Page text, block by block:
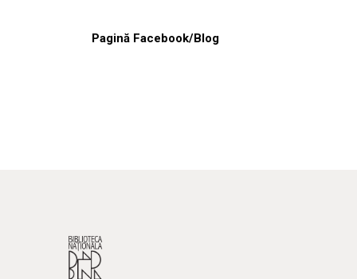
Pagină Facebook/Blog